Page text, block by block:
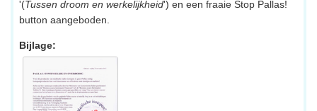
'(Tussen droom en werkelijkheid') en een fraaie Stop Pallas!
button aangeboden.
Bijlage: